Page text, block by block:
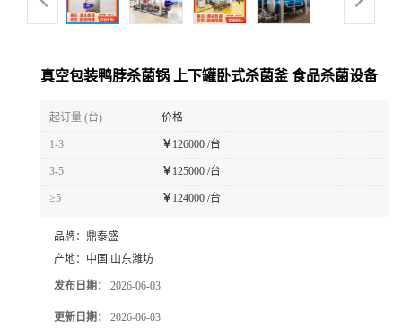
真空包装鸭脖杀菌锅 上下罐卧式杀菌釜 食品杀菌设备
起订量 (台) 价格
1-3 ￥ 126000 /台
3-5 ￥ 125000 /台
≥5 ￥ 124000 /台
品牌： 鼎泰盛
产地： 中国 山东潍坊
发布日期： 2026-06-03
更新日期： 2026-06-03